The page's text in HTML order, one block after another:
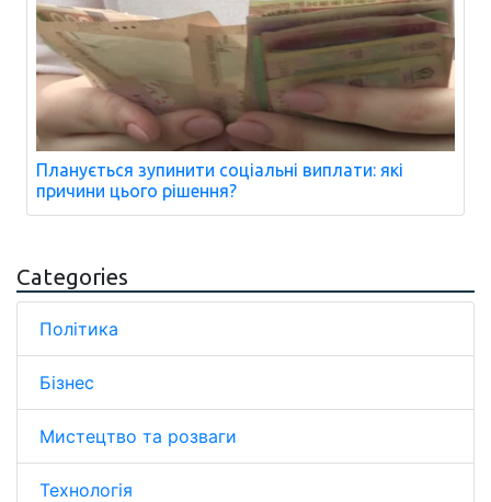
Планується зупинити соціальні виплати: які
причини цього рішення?
Categories
Політика
Бізнес
Мистецтво та розваги
Технологія